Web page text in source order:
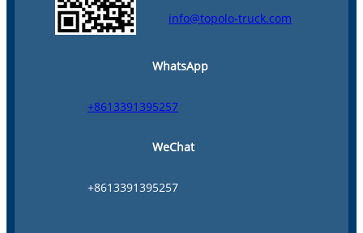
info@topolo-truck.com
WhatsApp
+8613391395257
WeChat
+8613391395257